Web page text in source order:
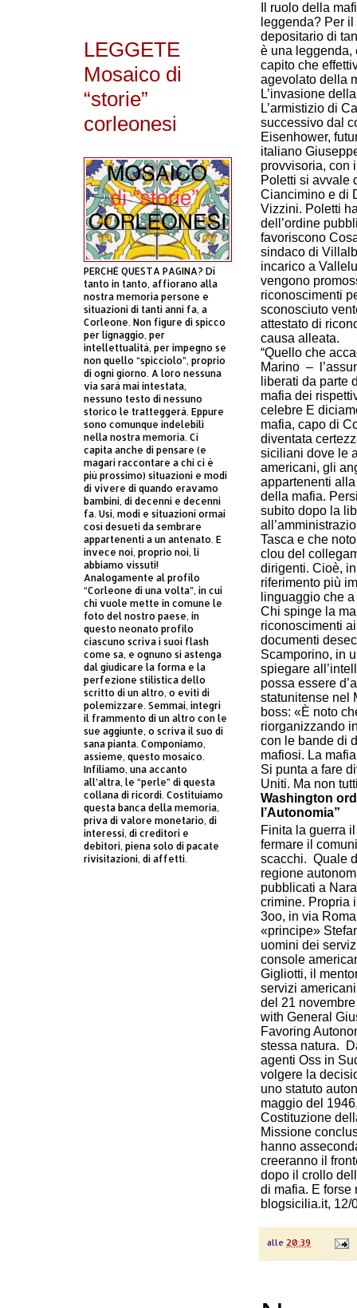
Il ruolo della
leggenda? Per
depositario di
è una leggenda,
capito che
agevolato della
L’invasione
L’armistizio di
successivo dal
Eisenhower,
italiano
provvisoria, con
Poletti si avvale
Ciancimino e di
Vizzini. Poletti
dell’ordine
favoriscono
sindaco di
incarico a
vengono
riconoscimenti
sconosciuto
attestato di
causa alleata.
“Quello che
Marino –
liberati da parte
mafia dei
celebre E
mafia, capo di
diventata
siciliani dove le
americani, gli
appartenenti
della mafia.
subito dopo la
Tasca e che
clou del
dirigenti. Cioè,
riferimento più
linguaggio che
Chi spinge la
riconoscimenti
documenti
Scamporino, in
spiegare
possa essere
statunitense nel
boss: «È noto
riorganizzando
con le bande di
mafiosi. La
Si punta a fare
Uniti. Ma non
Washington
l’Autonomia”
Finita la guerra
fermare il
scacchi. Quale
regione
pubblicati a
crimine. Propria
3oo, in via
«principe»
uomini dei
console
Gigliotti, il
servizi americani
del 21
with General
Favoring
stessa natura.
agenti Oss in
volgere la
uno statuto
maggio del
Costituzione
Missione
hanno
creeranno il
dopo il crollo
di mafia. E forse
blogsicilia.it, 12/
alle 20:39
LEGGETE
Mosaico di
“storie”
corleonesi
PERCHÈ QUESTA PAGINA? Di
tanto in tanto, affiorano alla
nostra memoria persone e
situazioni di tanti anni fa, a
Corleone. Non figure di spicco
per lignaggio, per
intellettualità, per impegno se
non quello “spicciolo”, proprio
di ogni giorno. A loro nessuna
via sarà mai intestata,
nessuno testo di nessuno
storico le tratteggerà. Eppure
sono comunque indelebili
nella nostra memoria. Ci
capita anche di pensare (e
magari raccontare a chi ci è
più prossimo) situazioni e modi
di vivere di quando eravamo
bambini, di decenni e decenni
fa. Usi, modi e situazioni ormai
così desueti da sembrare
appartenenti a un antenato. E
invece noi, proprio noi, li
abbiamo vissuti!
Analogamente al profilo
“Corleone di una volta”, in cui
chi vuole mette in comune le
foto del nostro paese, in
questo neonato profilo
ciascuno scriva i suoi flash
come sa, e ognuno si astenga
dal giudicare la forma e la
perfezione stilistica dello
scritto di un altro, o eviti di
polemizzare. Semmai, integri
il frammento di un altro con le
sue aggiunte, o scriva il suo di
sana pianta. Componiamo,
assieme, questo mosaico.
Infiliamo, una accanto
all’altra, le “perle” di questa
collana di ricordi. Costituiamo
questa banca della memoria,
priva di valore monetario, di
interessi, di creditori e
debitori, piena solo di pacate
rivisitazioni, di affetti.